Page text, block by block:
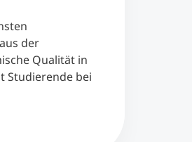
der
Qualität in
Studierende bei